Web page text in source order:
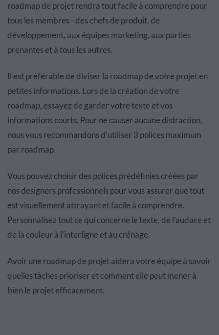
roadmap de projet rendra tout facile à comprendre pour
tous les membres - des chefs de produit, de
développement, aux équipes marketing, aux parties
prenantes et à tous les autres.
Il est préférable de diviser la roadmap de votre projet en
petites informations. Lors de la création de votre
roadmap, essayez de garder votre texte et vos
informations courts. Pour ne causer aucune distraction,
nous vous recommandons d'utiliser 3 polices maximum
par roadmap.
Vous pouvez choisir des polices prédéfinies créées par
nos designers professionnels pour vous assurer que tout
est visuellement attrayant et facile à comprendre.
Personnalisez tout ce qui concerne le texte, de l'audace et
de la couleur à l'interligne et au crénage.
Avoir une roadmap de projet aidera votre équipe à savoir
quelles tâches prioriser et comment elle peut mener à
bien le projet efficacement.